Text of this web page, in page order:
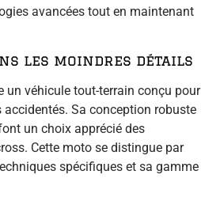
avancées tout en maintenant
les moindres détails
un véhicule tout-terrain conçu pour
Sa conception robuste
un choix apprécié des
Cette moto se distingue par
spécifiques et sa gamme